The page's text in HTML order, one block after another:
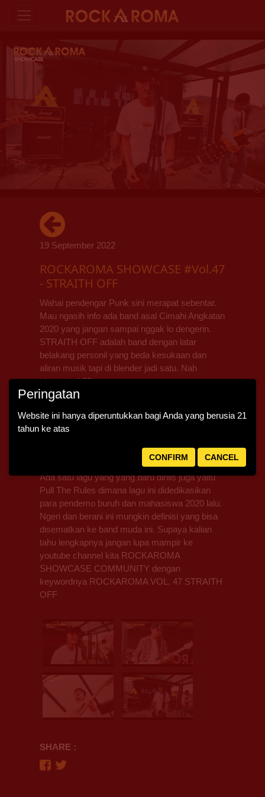
19 September 2022
ROCKAROMA SHOWCASE #Vol.47
- STRAITH OFF
Wahai pendengar Punk sini merapat sebentar.
Mau ngasih info ada band asal Cimahi Angkatan
2020 yang jangan sampai nggak lo dengerin.
STRAITH OFF adalah band dengan latar
belakang personil yang beda kesukaan dan
aliran musik tapi di blender jadi satu. Nah
gimana tuh??
Para personil seperti Ami pada drum, Kim vocal
dan gitar, Peeng Bass dan Ben pada gitar
menciptakan lagu yang cukup berani dengan
Ada satu lagu yang yang baru dirilis juga yaitu
Pull The Rules dimana lagu ini didedikasikan
para pendemo buruh dan mahasiswa 2020 lalu.
Ngeri dan berani ini mungkin definisi yang bisa
disematkan ke band muda ini. Supaya kalian
tahu lengkapnya jangan lupa mampir ke
youtube channel kita ROCKAROMA
SHOWCASE COMMUNITY dengan
keywordnya ROCKAROMA VOL. 47 STRAITH
OFF
SHARE :
Peringatan
Website ini hanya diperuntukkan bagi Anda yang berusia 21
tahun ke atas
CONFIRM CANCEL